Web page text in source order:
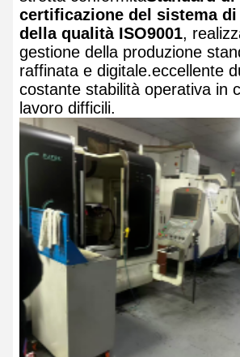
certificazione del sistema
della qualità ISO9001,
gestione della produzione
raffinata e digitale.eccellente
costante stabilità operativa in
lavoro difficili.